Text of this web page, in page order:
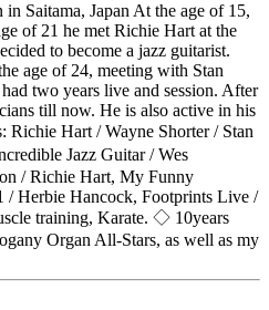
Saitama, Japan At the age of 15,
of 21 he met Richie Hart at the
to become a jazz guitarist.
age of 24, meeting with Stan
two years live and session. After
till now. He is also active in his
Hart / Wayne Shorter / Stan
Jazz Guitar / Wes
/ Richie Hart, My Funny
/ Herbie Hancock, Footprints Live /
training, Karate. ◇ 10years
Organ All-Stars, as well as my